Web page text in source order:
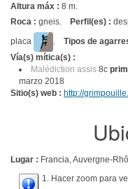
Altura máx : 8 m.
Roca : gneis. Perfil(es) :
placa
. Tipos de
Vía(s) mítica(s) :
Malédiction assis 8c
marzo 2018
Sitio(s) web : http://
Lugar : Francia, Auvergne-
1. Hacer zoom para